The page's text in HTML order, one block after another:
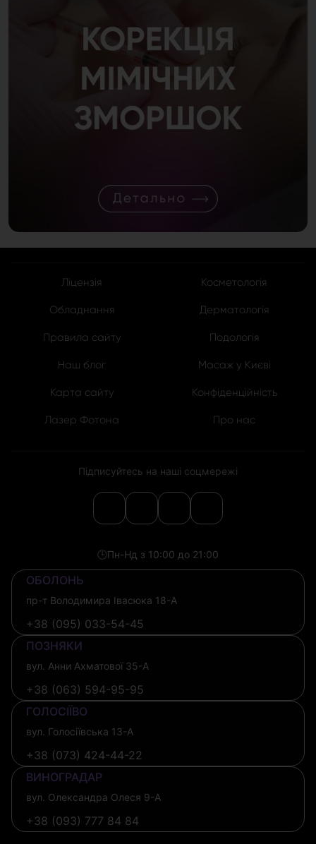
Ліцензія
Обладнання
Правила сайту
Наш блог
Карта сайту
Лазер Фотона
Косметологія
Дерматологія
Подологія
Масаж у Києві
Конфіденційність
Про нас
Підписуйтесь на наші соцмережі
🕒Пн-Нд з 10:00 до 21:00
ОБОЛОНЬ
пр-т Володимира Івасюка 18-А
+38 (095) 033-54-45
ПОЗНЯКИ
вул. Анни Ахматової 35-А
+38 (063) 594-95-95
ГОЛОСІЇВО
вул. Голосіївська 13-А
+38 (073) 424-44-22
ВИНОГРАДАР
вул. Олександра Олеся 9-А
+38 (093) 777 84 84